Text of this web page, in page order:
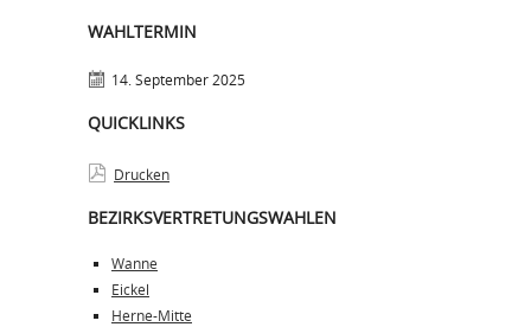
WAHLTERMIN
14. September 2025
QUICKLINKS
Drucken
BEZIRKSVERTRETUNGSWAHLEN
Wanne
Eickel
Herne-Mitte